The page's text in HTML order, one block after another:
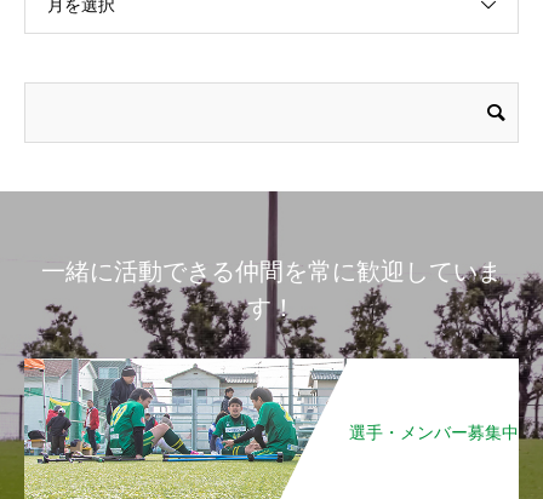
月を選択
一緒に活動できる仲間を常に歓迎していま
す！
選手・メンバー募集中